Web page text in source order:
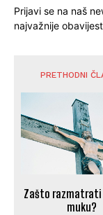
Prijavi se na naš
najvažnije
PRETHODNI
Zašto razmatrati
muku?